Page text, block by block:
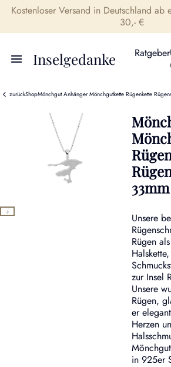
Kostenloser Versand in Deutschland ab
30,- €
Inselgedanke Ratgeber
zurückShopMönchgut Anhänger Mönchgutkette Rügenkette
33mm
Unsere
Rügen
zur Insel
Unsere
Rügen,
er
Herzen
in 925er